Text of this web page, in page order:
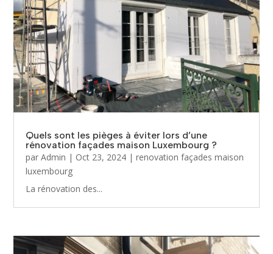
Quels sont les pièges à éviter lors d’une
rénovation façades maison Luxembourg ?
parAdmin | Oct 23, 2024 |renovation façades maison
luxembourg
La rénovation des...